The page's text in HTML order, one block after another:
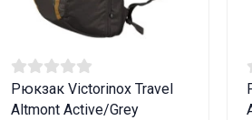
Рюкзак Victorinox Travel
Altmont Active/Grey